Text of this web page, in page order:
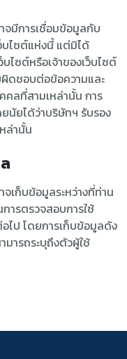
จมีการเชื่อมข้อมูลกับ
บไซต์แห่งนี้ แต่มิได้
ไซต์หรือเจ้าของเว็บไซต์
ดชอบต่อข้อความและ
คลที่สามเหล่านั้น การ
นัยได้ว่าบริษัทฯ รับรอง
ล่านั้น
เก็บข้อมูลระหว่างที่ท่าน
ารตรวจสอบการใช้
ไป โดยการเก็บข้อมูลดัง
ารถระบุถึงตัวผู้ใช้